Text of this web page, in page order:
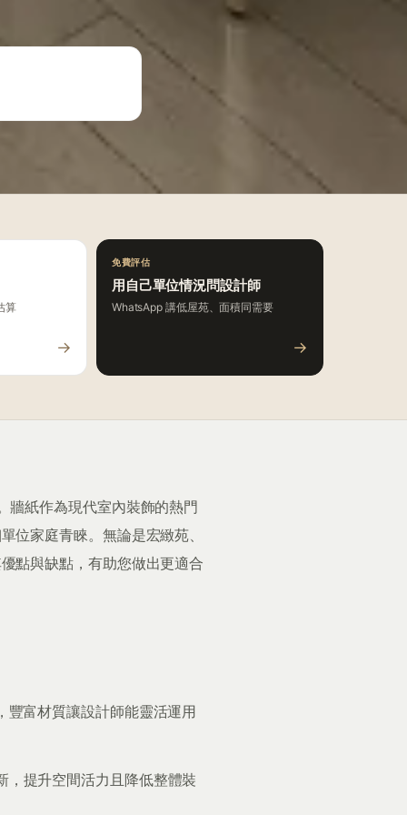
算
→
免費評估
用自己單位情況問設計師
WhatsApp 講低屋苑、面積同需要
→
牆紙作為現代室內裝飾的熱門
位家庭青睞。無論是宏緻苑、
點與缺點，有助您做出更適合
豐富材質讓設計師能靈活運用
，提升空間活力且降低整體裝